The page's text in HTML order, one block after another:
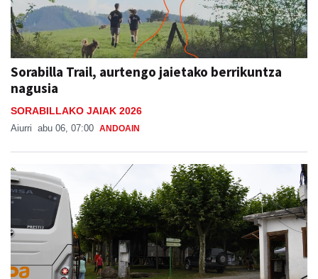
Sorabilla Trail, aurtengo jaietako berrikuntza
nagusia
SORABILLAKO JAIAK 2026
Aiurri abu 06, 07:00 ANDOAIN